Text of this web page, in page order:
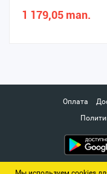
1 179,05 man.
Оплата